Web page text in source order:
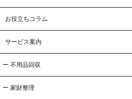
お役立ちコラム
サービス案内
ー 不用品回収
ー 家財整理